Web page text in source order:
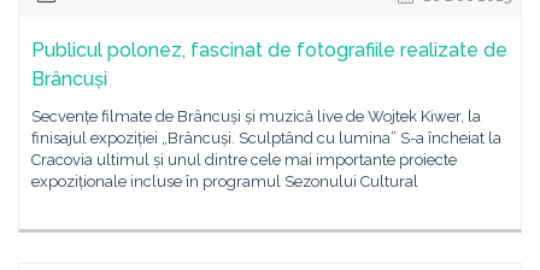
Publicul polonez, fascinat de fotografiile realizate de
Brâncuși
Secvențe filmate de Brâncuși și muzică live de Wojtek Kiwer, la
finisajul expoziției „Brâncuși. Sculptând cu lumina” S-a încheiat la
Cracovia ultimul și unul dintre cele mai importante proiecte
expoziționale incluse în programul Sezonului Cultural